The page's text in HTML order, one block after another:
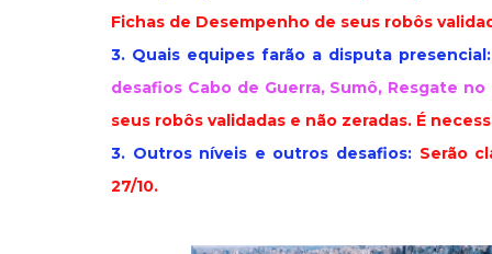
Fichas de Desempenho de seus robôs
3. Quais equipes farão a disputa presencial:
desafios Cabo de Guerra, Sumô, Resgate
seus robôs validadas e não zeradas. É
3. Outros níveis e outros desafios: Serão
27/10.